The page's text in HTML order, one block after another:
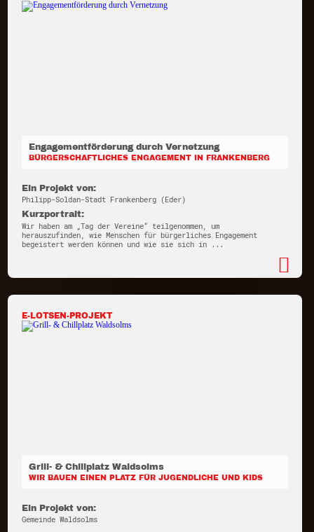
Engagementförderung durch Vernetzung
BÜRGERSCHAFTLICHES ENGAGEMENT IN FRANKENBERG
Ein Projekt von:
Philipp-Soldan-Stadt Frankenberg (Eder)
Kurzportrait:
Wir haben am „Tag der Vereine“ teilgenommen, um
herauszufinden, wie Menschen für bürgerliches Engagement
begeistert werden können und wie sie sich in ...
E-LOTSEN-PROJEKT
Grill- & Chillplatz Waldsolms
WIR BAUEN EINEN PLATZ FÜR JUGENDLICHE UND KIDS
Ein Projekt von:
Gemeinde Waldsolms